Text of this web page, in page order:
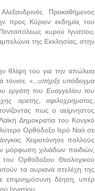
Προκαθήμενος
προς Κύριον εκδημία, του
κυρού Ιγνατίου,
της Εκκλησίας, στην
θλίψη του για την απώλεια
τόνισε, «…υπήρξε υπόδειγμα
εργάτη του Ευαγγελίου του
αρετής, αφιλοχρήματος,
πως ο αείμνηστος
Δημοκρατία του Κονγκό
Ορθόδοξο Ιερό Ναό σε
Χειροτόνησε πολλούς
μόρφωση χιλιάδων παιδιών,
Ορθόδοξου Θεολογικού
τα αυριανά στελέχη της
επιμνημόσυνη δέηση, υπέρ
Ιγνατίου.